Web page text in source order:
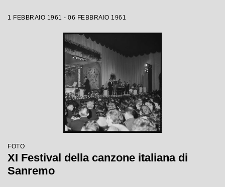
1 FEBBRAIO 1961 - 06 FEBBRAIO 1961
FOTO
XI Festival della canzone italiana di
Sanremo